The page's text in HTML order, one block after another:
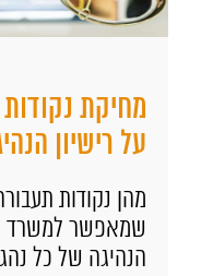
מחיקת
על רישיון
מהן נקודות
שמאפשר למשרד
הנהיגה של כל